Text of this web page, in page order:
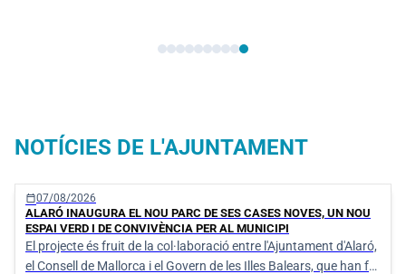
NOTÍCIES DE L'AJUNTAMENT
calendar_today07/08/2026
ALARÓ INAUGURA EL NOU PARC DE SES CASES NOVES, UN NOU
ESPAI VERD I DE CONVIVÈNCIA PER AL MUNICIPI
El projecte és fruit de la col·laboració entre l'Ajuntament d'Alaró,
el Consell de Mallorca i el Govern de les Illes Balears, que han fet